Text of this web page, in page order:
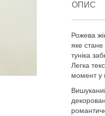
ОПИС
Рожева
яке
туніка
Легка
момент у